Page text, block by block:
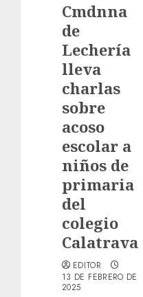
Cmdnna
de
Lechería
lleva
charlas
sobre
acoso
escolar a
niños de
primaria
del
colegio
Calatrava
EDITOR
13 DE FEBRERO DE
2025